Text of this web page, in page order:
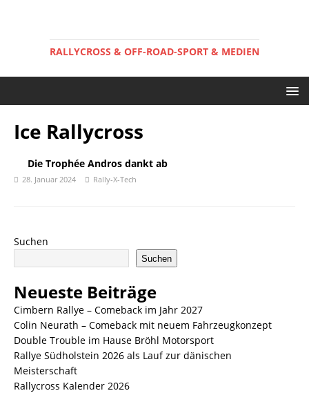
RALLYCROSS & OFF-ROAD-SPORT & MEDIEN
Ice Rallycross
Die Trophée Andros dankt ab
28. Januar 2024 Rally-X-Tech
Suchen
Suchen
Neueste Beiträge
Cimbern Rallye – Comeback im Jahr 2027
Colin Neurath – Comeback mit neuem Fahrzeugkonzept
Double Trouble im Hause Bröhl Motorsport
Rallye Südholstein 2026 als Lauf zur dänischen
Meisterschaft
Rallycross Kalender 2026